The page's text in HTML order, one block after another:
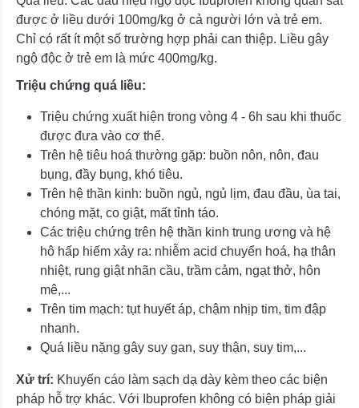
được ở liều dưới 100mg/kg ở cả người lớn và trẻ em.
Chỉ có rất ít một số trường hợp phải can thiệp. Liều gây
ngộ độc ở trẻ em là mức 400mg/kg.
Triệu chứng quá liều:
Triệu chứng xuất hiện trong vòng 4 - 6h sau khi thuốc
được đưa vào cơ thể.
Trên hệ tiêu hoá thường gặp: buồn nôn, nôn, đau
bụng, đầy bụng, khó tiêu.
Trên hệ thần kinh: buồn ngủ, ngủ lịm, đau đầu, ùa tai,
chóng mặt, co giật, mất tỉnh táo.
Các triệu chứng trên hệ thần kinh trung ương và hệ
hô hấp hiếm xảy ra: nhiễm acid chuyển hoá, hạ thân
nhiệt, rung giật nhãn cầu, trầm cảm, ngạt thở, hôn
mê,...
Trên tim mạch: tụt huyết áp, chậm nhịp tim, tim đập
nhanh.
Quá liều nặng gây suy gan, suy thận, suy tim,...
Xử trí: Khuyến cáo làm sạch dạ dày kèm theo các biện
pháp hỗ trợ khác. Với Ibuprofen không có biện pháp giải